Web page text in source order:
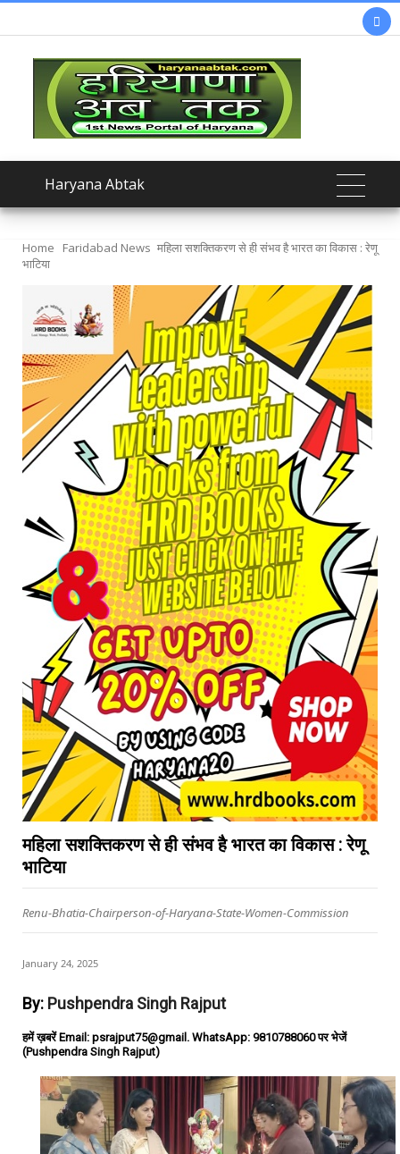

Haryana Abtak
Home Faridabad News महिला सशक्तिकरण से ही संभव है भारत का विकास : रेणू
भाटिया
महिला सशक्तिकरण से ही संभव है भारत का विकास : रेणू
भाटिया
Renu-Bhatia-Chairperson-of-Haryana-State-Women-Commission
January 24, 2025
By: Pushpendra Singh Rajput
हमें ख़बरें Email: psrajput75@gmail. WhatsApp: 9810788060 पर भेजें
(Pushpendra Singh Rajput)